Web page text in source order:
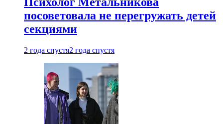
посоветовала не перегружать детей
секциями
2 года спустя2 года спустя